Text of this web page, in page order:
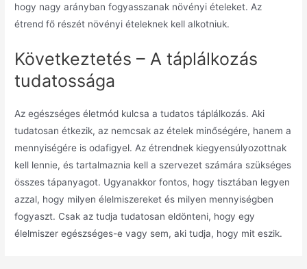
hogy nagy arányban fogyasszanak növényi ételeket. Az
étrend fő részét növényi ételeknek kell alkotniuk.
Következtetés – A táplálkozás
tudatossága
Az egészséges életmód kulcsa a tudatos táplálkozás. Aki
tudatosan étkezik, az nemcsak az ételek minőségére, hanem a
mennyiségére is odafigyel. Az étrendnek kiegyensúlyozottnak
kell lennie, és tartalmaznia kell a szervezet számára szükséges
összes tápanyagot. Ugyanakkor fontos, hogy tisztában legyen
azzal, hogy milyen élelmiszereket és milyen mennyiségben
fogyaszt. Csak az tudja tudatosan eldönteni, hogy egy
élelmiszer egészséges-e vagy sem, aki tudja, hogy mit eszik.